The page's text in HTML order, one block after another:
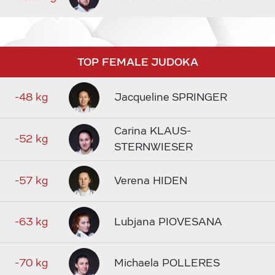
TOP FEMALE JUDOKA
-48 kg Jacqueline SPRINGER
-52 kg
Carina KLAUS-
STERNWIESER
-57 kg Verena HIDEN
-63 kg Lubjana PIOVESANA
-70 kg Michaela POLLERES